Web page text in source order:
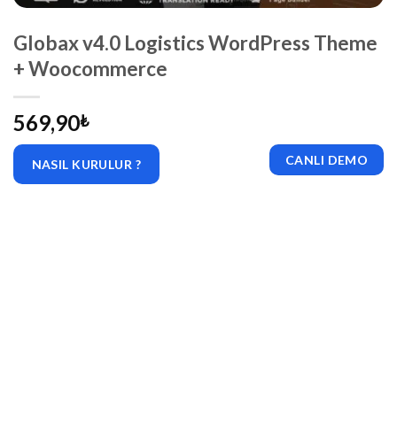
Globax v4.0 Logistics WordPress Theme
+ Woocommerce
569,90₺
NASIL KURULUR ? CANLI DEMO